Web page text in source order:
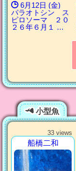
6月12日 (金)
パラオトシン ス
ピロソーマ ２０
２６年６月１ …
小型魚
33 views
船橋二和